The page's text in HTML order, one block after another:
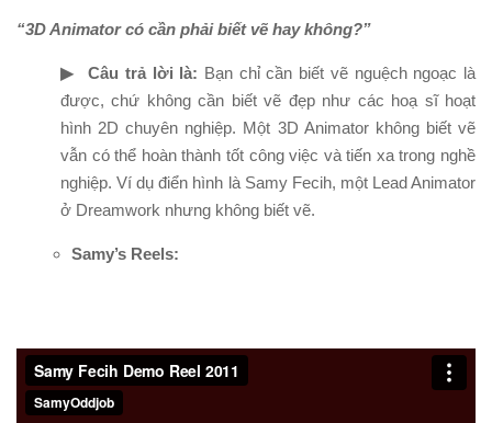
“3D Animator có cần phải biết vẽ hay không?”
▶ Câu trả lời là: Bạn chỉ cần biết vẽ nguệch ngoạc là
được, chứ không cần biết vẽ đẹp như các hoạ sĩ hoạt
hình 2D chuyên nghiệp. Một 3D Animator không biết vẽ
vẫn có thể hoàn thành tốt công việc và tiến xa trong nghề
nghiệp. Ví dụ điển hình là Samy Fecih, một Lead Animator
ở Dreamwork nhưng không biết vẽ.
Samy’s Reels: